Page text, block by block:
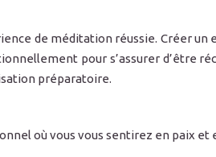
de méditation réussie. Créer
pour s’assurer d’être
préparatoire.
où vous vous sentirez en paix et